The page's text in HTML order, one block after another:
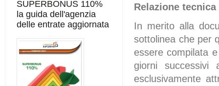
SUPERBONUS 110%
la guida dell'agenzia
delle entrate aggiornata
Relazione
In merito alla
sottolinea che per
essere compilata
giorni
esclusivamente